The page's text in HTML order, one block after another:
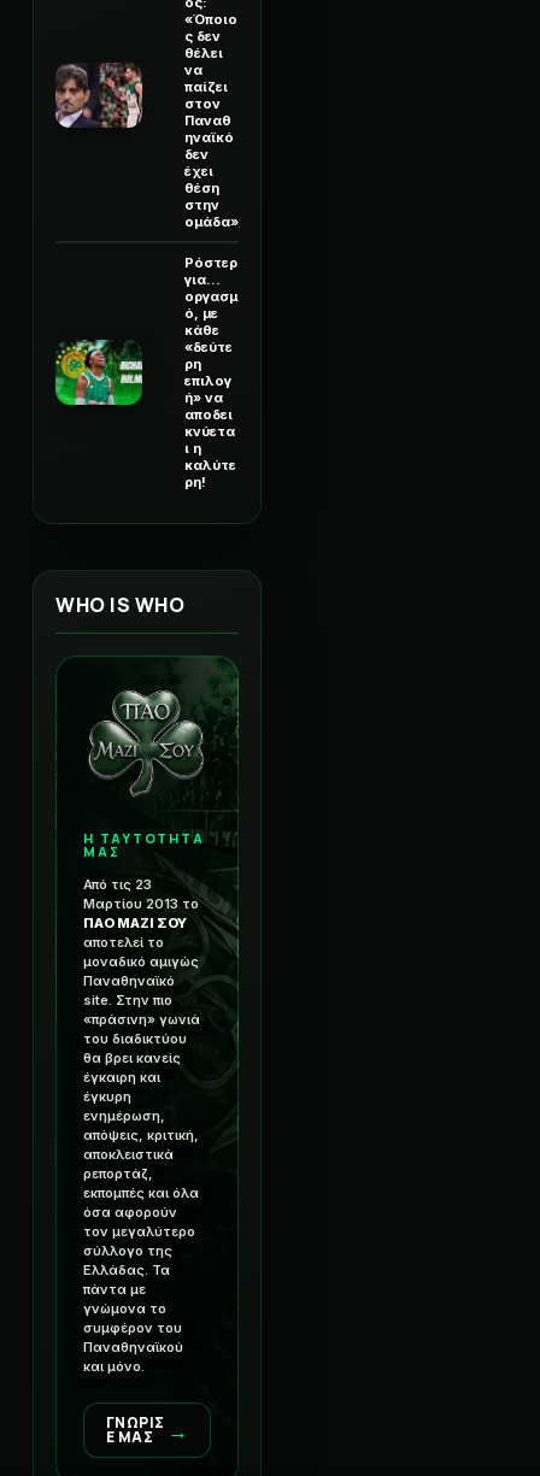
«Όποιο
ς δεν
θέλει
να
παίζει
στον
Παναθ
ηναϊκό
δεν
έχει
θέση
στην
ομάδα»
Ρόστερ
για...
οργασμ
ό, με
κάθε
«δεύτε
ρη
επιλογ
ή» να
αποδει
κνύετα
ι η
καλύτε
ρη!
WHO IS WHO
Η ΤΑΥΤΟΤΗΤΑ
ΜΑΣ
Από τις 23
Μαρτίου 2013 το
ΠΑΟ ΜΑΖΙ ΣΟΥ
αποτελεί το
μοναδικό αμιγώς
Παναθηναϊκό
site. Στην πιο
«πράσινη» γωνιά
του διαδικτύου
θα βρει κανείς
έγκαιρη και
έγκυρη
ενημέρωση,
απόψεις, κριτική,
αποκλειστικά
ρεπορτάζ,
εκπομπές και όλα
όσα αφορούν
τον μεγαλύτερο
σύλλογο της
Ελλάδας. Τα
πάντα με
γνώμονα το
συμφέρον του
Παναθηναϊκού
και μόνο.
ΓΝΩΡΙΣ
Ε ΜΑΣ →